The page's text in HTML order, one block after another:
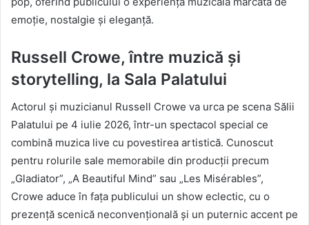
emoție, nostalgie și eleganță.
Russell Crowe, între muzică și
storytelling, la Sala Palatului
Actorul și muzicianul Russell Crowe va urca pe scena Sălii
Palatului pe 4 iulie 2026, într-un spectacol special ce
combină muzica live cu povestirea artistică. Cunoscut
pentru rolurile sale memorabile din producții precum
„Gladiator”, „A Beautiful Mind” sau „Les Misérables”,
Crowe aduce în fața publicului un show eclectic, cu o
prezență scenică neconvențională și un puternic accent pe